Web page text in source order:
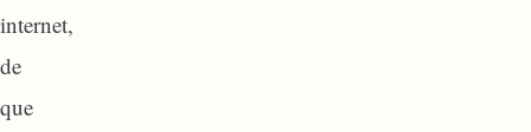
internet,
de
que